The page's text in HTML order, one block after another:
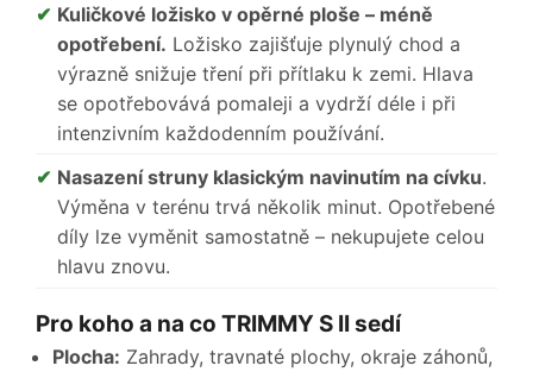
Kuličkové ložisko v opěrné ploše – méně
opotřebení. Ložisko zajišťuje plynulý chod a
výrazně snižuje tření při přítlaku k zemi. Hlava
se opotřebovává pomaleji a vydrží déle i při
intenzivním každodenním používání.
Nasazení struny klasickým navinutím na cívku.
Výměna v terénu trvá několik minut. Opotřebené
díly lze vyměnit samostatně – nekupujete celou
hlavu znovu.
Pro koho a na co TRIMMY S II sedí
Plocha: Zahrady, travnaté plochy, okraje záhonů,